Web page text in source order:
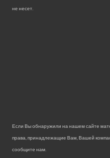
не несет.
Если Вы обнаружили на нашем сайте
права, принадлежащие Вам, Вашей
сообщите нам.